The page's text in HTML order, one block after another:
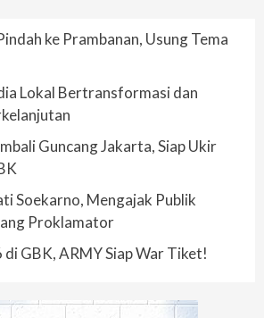
ke Prambanan, Usung Tema
Lokal Bertransformasi dan
Guncang Jakarta, Siap Ukir
Soekarno, Mengajak Publik
Proklamator
GBK, ARMY Siap War Tiket!